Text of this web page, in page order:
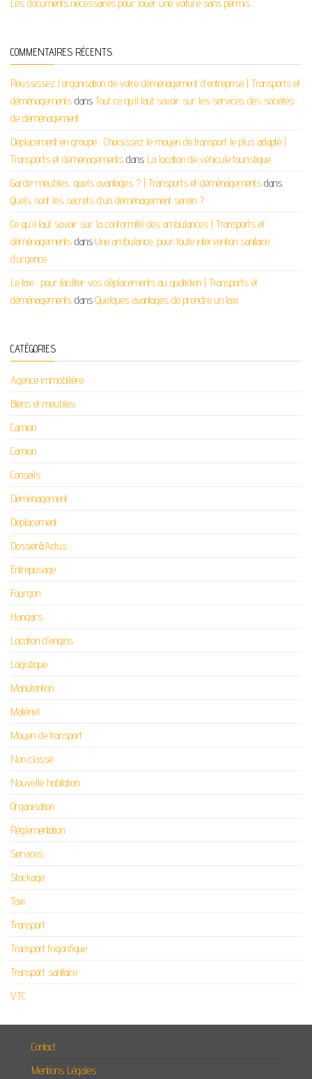
Les documents nécessaires pour louer une voiture sans permis
COMMENTAIRES RÉCENTS
Réussissez l'organisation de votre déménagement d'entreprise | Transports et
déménagements dans Tout ce qu’il faut savoir sur les services des sociétés
de déménagement
Déplacement en groupe : Choisissez le moyen de transport le plus adapté |
Transports et déménagements dans La location de véhicule touristique
Garde-meubles, quels avantages ? | Transports et déménagements dans
Quels sont les secrets d’un déménagement serein ?
Ce qu'il faut savoir sur la conformité des ambulances | Transports et
déménagements dans Une ambulance, pour toute intervention sanitaire
d’urgence
Le taxi : pour faciliter vos déplacements au quotidien | Transports et
déménagements dans Quelques avantages de prendre un taxi
CATÉGORIES
Agence immobilière
Biens et meubles
Camion
Camion
Conseils
Déménagement
Déplacement
Dossier&Actus
Entreposage
Fourgon
Hangars
Location d'engins
Logistique
Manutention
Matériel
Moyen de transport
Non classé
Nouvelle habitation
Organisation
Réglementation
Services
Stockage
Taxi
Transport
Transport frigorifique
Transport sanitaire
VTC
Contact
Mentions Légales